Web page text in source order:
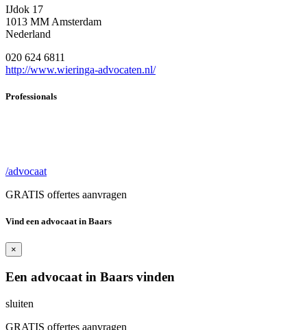
IJdok 17
1013 MM Amsterdam
Nederland
020 624 6811
http://www.wieringa-advocaten.nl/
Professionals
/advocaat
GRATIS offertes aanvragen
Vind een advocaat in Baars
×
Een advocaat in Baars vinden
sluiten
GRATIS offertes aanvragen